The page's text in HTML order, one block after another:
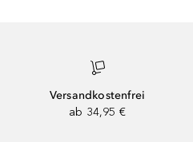
Versandkostenfrei
ab 34,95 €